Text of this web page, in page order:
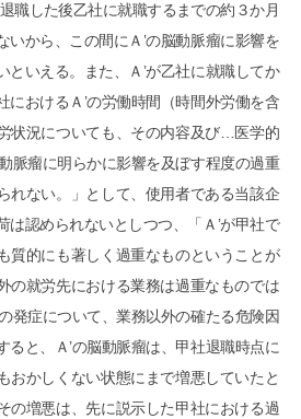
職した後乙社に就職するまでの約３か月
いから、この間にＡ’の脳動脈瘤に影響を
といえる。また、Ａ’が乙社に就職してか
におけるＡ’の労働時間（時間外労働を含
状況についても、その内容及び…医学的
脈瘤に明らかに影響を及ぼす程度の過重
れない。」として、使用者である当該企
は認められないとしつつ、「Ａ’が甲社で
質的にも著しく過重なものということが
の就労先における業務は過重なものでは
発症について、業務以外の確たる危険因
ると、Ａ’の脳動脈瘤は、甲社退職時点に
おかしくない状態にまで増悪していたと
の増悪は、先に説示した甲社における過